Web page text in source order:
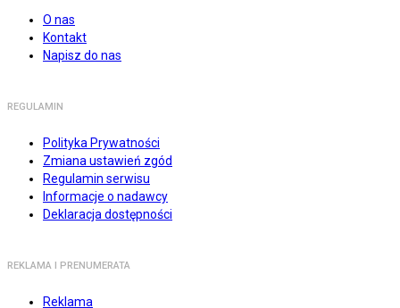
O nas
Kontakt
Napisz do nas
REGULAMIN
Polityka Prywatności
Zmiana ustawień zgód
Regulamin serwisu
Informacje o nadawcy
Deklaracja dostępności
REKLAMA I PRENUMERATA
Reklama